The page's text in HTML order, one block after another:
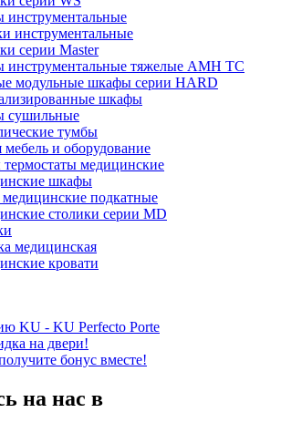
инструментальные
серии Master
тяжелые AMH TC
модульные шкафы серии HARD
шкафы
сушильные
тумбы
и оборудование
медицинские
шкафы
подкатные
столики серии MD
медицинская
кровати
KU - KU Perfecto Porte
на двери!
бонус вместе!
на нас в